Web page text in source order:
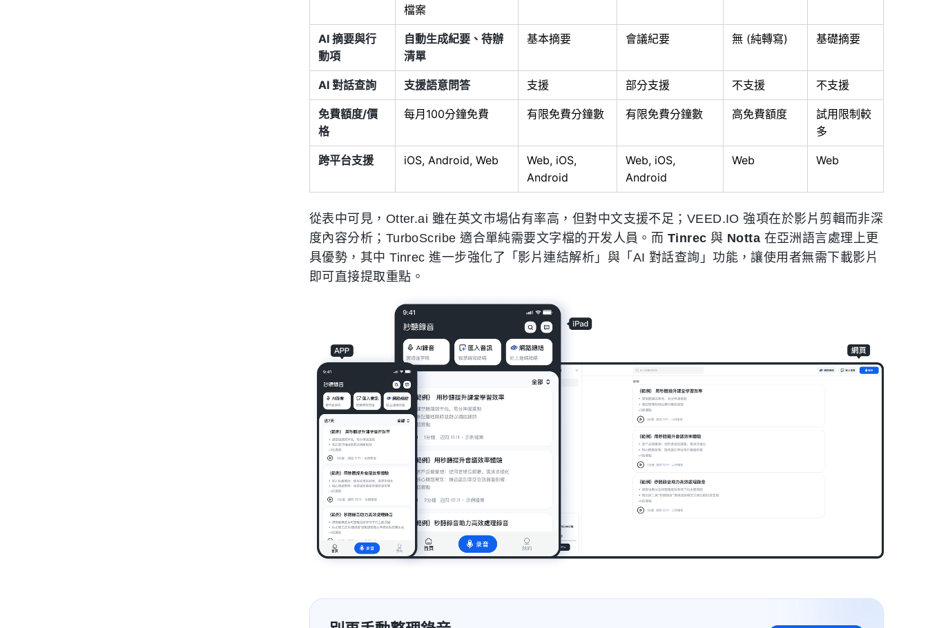
檔案
AI 摘要與行
動項
自動生成紀要、待辦
清單
基本摘要 會議紀要 無 (純轉寫) 基礎摘要
AI 對話查詢 支援語意問答 支援 部分支援 不支援 不支援
免費額度/價
格
每月100分鐘免費 有限免費分鐘數 有限免費分鐘數 高免費額度
試用限制較
多
跨平台支援 iOS, Android, Web
Web, iOS,
Android
Web, iOS,
Android
Web Web
從表中可見，Otter.ai 雖在英文市場佔有率高，但對中文支援不足；VEED.IO 強項在於影片剪輯而非深
度內容分析；TurboScribe 適合單純需要文字檔的开发人員。而 Tinrec 與 Notta 在亞洲語言處理上更
具優勢，其中 Tinrec 進一步強化了「影片連結解析」與「AI 對話查詢」功能，讓使用者無需下載影片
即可直接提取重點。